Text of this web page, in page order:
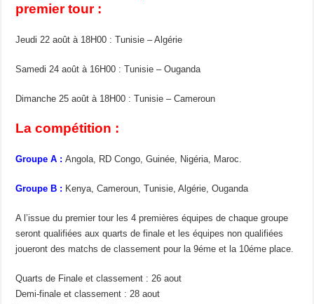
premier tour :
Jeudi 22 août à 18H00 : Tunisie – Algérie
Samedi 24 août à 16H00 : Tunisie – Ouganda
Dimanche 25 août à 18H00 : Tunisie – Cameroun
La compétition :
Groupe A : Angola, RD Congo, Guinée, Nigéria, Maroc.
Groupe B : Kenya, Cameroun, Tunisie, Algérie, Ouganda
A l’issue du premier tour les 4 premières équipes de chaque groupe
seront qualifiées aux quarts de finale et les équipes non qualifiées
joueront des matchs de classement pour la 9éme et la 10éme place.
Quarts de Finale et classement : 26 aout
Demi-finale et classement : 28 aout